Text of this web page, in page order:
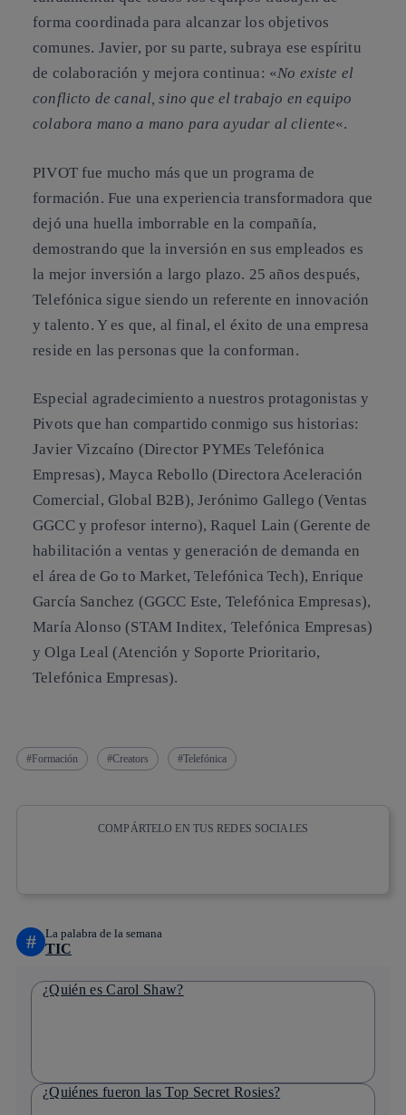
forma coordinada para alcanzar los objetivos
comunes. Javier, por su parte, subraya ese espíritu
de colaboración y mejora continua: «No existe el
conflicto de canal, sino que el trabajo en equipo
colabora mano a mano para ayudar al cliente«.
PIVOT fue mucho más que un programa de
formación. Fue una experiencia transformadora que
dejó una huella imborrable en la compañía,
demostrando que la inversión en sus empleados es
la mejor inversión a largo plazo. 25 años después,
Telefónica sigue siendo un referente en innovación
y talento. Y es que, al final, el éxito de una empresa
reside en las personas que la conforman.
Especial agradecimiento a nuestros protagonistas y
Pivots que han compartido conmigo sus historias:
Javier Vizcaíno (Director PYMEs Telefónica
Empresas), Mayca Rebollo (Directora Aceleración
Comercial, Global B2B), Jerónimo Gallego (Ventas
GGCC y profesor interno), Raquel Lain (Gerente de
habilitación a ventas y generación de demanda en
el área de Go to Market, Telefónica Tech), Enrique
García Sanchez (GGCC Este, Telefónica Empresas),
María Alonso (STAM Inditex, Telefónica Empresas)
y Olga Leal (Atención y Soporte Prioritario,
Telefónica Empresas).
Formación Creators Telefónica
COMPÁRTELO EN TUS REDES SOCIALES
# La palabra de la semana
TIC
¿Quién es Carol Shaw?
¿Quiénes fueron las Top Secret Rosies?